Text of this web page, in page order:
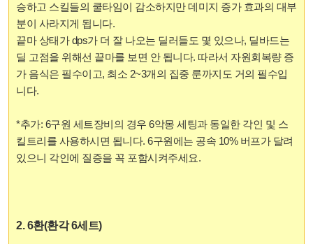
승하고 스킬들의 쿨타임이 감소하지만 데미지 증가 효과의 대부
분이 사라지게 됩니다.
끝마 상태가 dps가 더 잘 나오는 딜러들도 몇 있으나, 딜바드는
딜 고점을 위해선 끝마를 보면 안 됩니다. 따라서 자원회복량 증
가 음식은 필수이고, 최소 2~3개의 집중 룬까지도 거의 필수입
니다.
*추가: 6구원 세트장비의 경우 6악몽 세팅과 동일한 각인 및 스
킬트리를 사용하시면 됩니다. 6구원에는 공속 10% 버프가 달려
있으니 각인에 질증을 꼭 포함시켜주세요.
2. 6환(환각 6세트)